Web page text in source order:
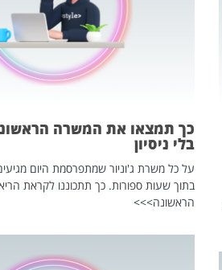
כך תמצאו את המשרה
בלי ניסיון
על כל משרת ג'וניור שמתפרסמת היום
בתוך שעות ספורות. כך תתכוננו לקראת
הראשונה>>>